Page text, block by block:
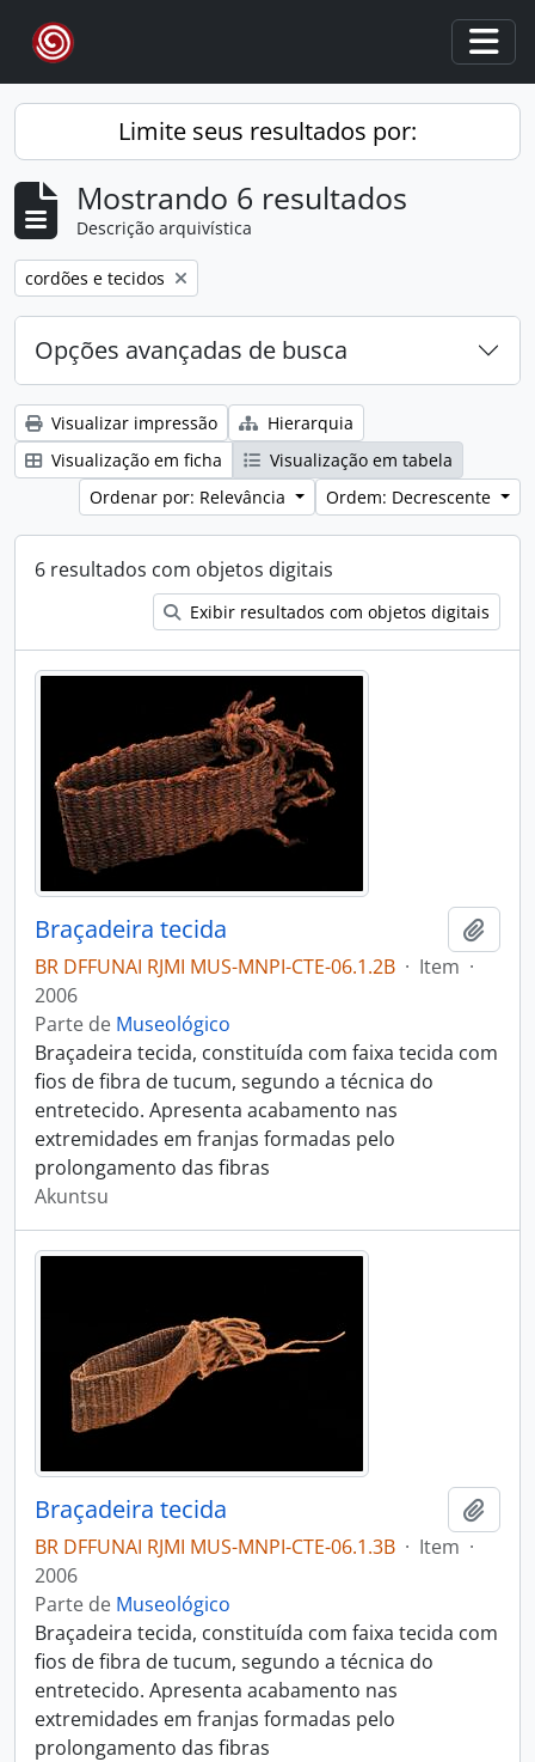
Skip to main content
Limite seus resultados por:
Mostrando 6 resultados
Descrição arquivística
Remover filtro:
cordões e tecidos
Opções avançadas de busca
Visualizar impressão
Hierarquia
Visualização em ficha
Visualização em tabela
Ordenar por: Relevância
Ordem: Decrescente
6 resultados com objetos digitais
Exibir resultados com objetos digitais
Braçadeira tecida
BR DFFUNAI RJMI MUS-MNPI-CTE-06.1.2B · Item ·
2006
Parte de Museológico
Braçadeira tecida, constituída com faixa tecida com
fios de fibra de tucum, segundo a técnica do
entretecido. Apresenta acabamento nas
extremidades em franjas formadas pelo
prolongamento das fibras
Akuntsu
Braçadeira tecida
BR DFFUNAI RJMI MUS-MNPI-CTE-06.1.3B · Item ·
2006
Parte de Museológico
Braçadeira tecida, constituída com faixa tecida com
fios de fibra de tucum, segundo a técnica do
entretecido. Apresenta acabamento nas
extremidades em franjas formadas pelo
prolongamento das fibras